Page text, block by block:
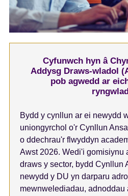
Cyfunwch hyn â
Addysg Draws-wladol
pob agwedd ar
Bydd y cynllun ar ei newydd
uniongyrchol o'r Cynllun
o ddechrau'r flwyddyn
Awst 2026. Wedi'i gomisiynu
draws y sector, bydd Cynllun
newydd y DU yn darparu
mewnwelediadau, adnoddau